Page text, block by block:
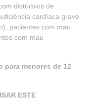
distúrbios de
cardíaca grave
pacientes com mau
com mau
para menores de 12
ESTE